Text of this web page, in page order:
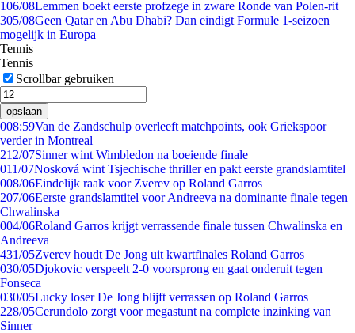
106/08Lemmen boekt eerste profzege in zware Ronde van Polen-rit
305/08Geen Qatar en Abu Dhabi? Dan eindigt Formule 1-seizoen
mogelijk in Europa
Tennis
Tennis
Scrollbar gebruiken
opslaan
008:59Van de Zandschulp overleeft matchpoints, ook Griekspoor
verder in Montreal
212/07Sinner wint Wimbledon na boeiende finale
011/07Nosková wint Tsjechische thriller en pakt eerste grandslamtitel
008/06Eindelijk raak voor Zverev op Roland Garros
207/06Eerste grandslamtitel voor Andreeva na dominante finale tegen
Chwalinska
004/06Roland Garros krijgt verrassende finale tussen Chwalinska en
Andreeva
431/05Zverev houdt De Jong uit kwartfinales Roland Garros
030/05Djokovic verspeelt 2-0 voorsprong en gaat onderuit tegen
Fonseca
030/05Lucky loser De Jong blijft verrassen op Roland Garros
228/05Cerundolo zorgt voor megastunt na complete inzinking van
Sinner